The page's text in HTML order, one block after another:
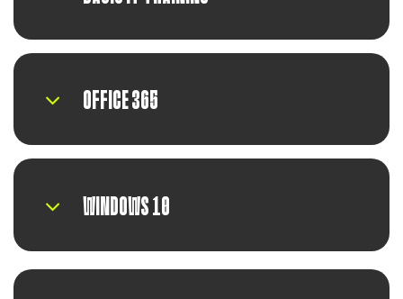
OFFICE 365
WINDOWS 10